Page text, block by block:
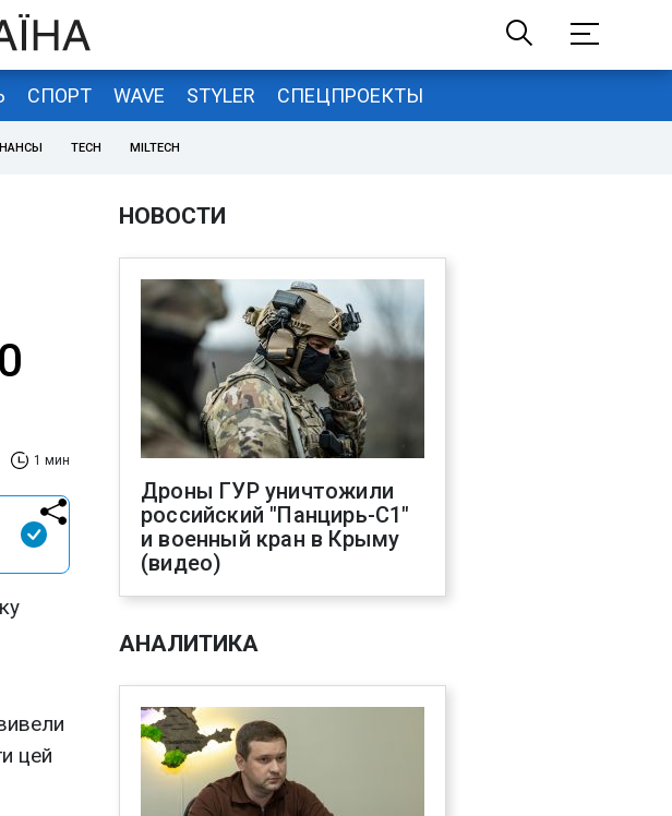
СПОРТ WAVE STYLER СПЕЦПРОЕКТЫ
TECH MILTECH
1 мин
цей
НОВОСТИ
Дроны ГУР уничтожили
российский "Панцирь-С1"
и военный кран в Крыму
(видео)
АНАЛИТИКА